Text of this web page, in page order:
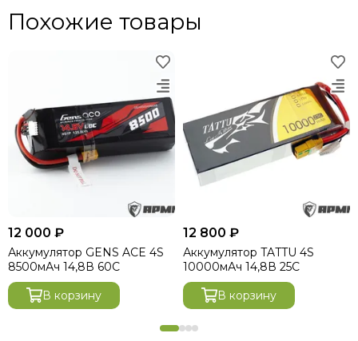
Похожие товары
12 000 ₽
Аккумулятор GENS ACE 4S
8500мАч 14,8В 60C
В корзину
12 800 ₽
Аккумулятор TATTU 4S
10000мАч 14,8В 25C
В корзину